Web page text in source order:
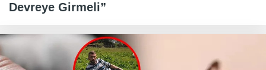
Devreye Girmeli”